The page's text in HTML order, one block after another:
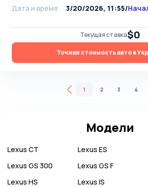
Дата и время
3/20/2026, 11:55/
Текущая ставка$0
Точная стоимость авто в
1 2 3 4
Модели
Lexus CT Lexus ES
Lexus GS 300 Lexus GS F
Lexus HS Lexus IS